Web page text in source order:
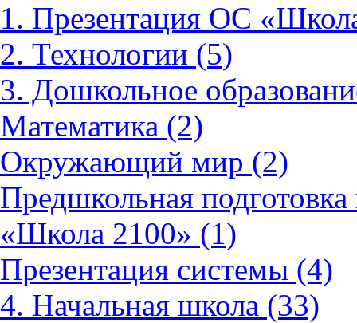
1. Презентация ОС
2. Технологии (5)
3. Дошкольное
Математика (2)
Окружающий мир (2)
Предшкольная
«Школа 2100» (1)
Презентация системы (4)
4. Начальная школа (33)